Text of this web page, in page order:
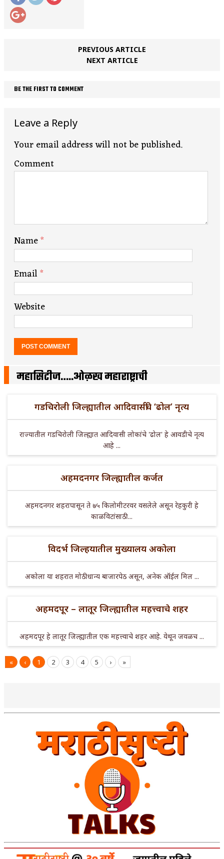
PREVIOUS ARTICLE
NEXT ARTICLE
BE THE FIRST TO COMMENT
Leave a Reply
Your email address will not be published.
Comment
Name*
Email*
Website
महासिटीज…..ओळख महाराष्ट्राची
गडचिरोली जिल्ह्यातील आदिवासींचे ‘ढोल’ नृत्य
राज्यातील गडचिरोली जिल्ह्यात आदिवासी लोकांचे 'ढोल' हे आवडीचे नृत्य
आहे ...
अहमदनगर जिल्ह्यातील कर्जत
अहमदनगर शहरापासून ते ७५ किलोमीटरवर वसलेले असून रेहकुरी हे
काळविटांसाठी ...
विदर्भ जिल्हयातील मुख्यालय अकोला
अकोला या शहरात मोठी धान्य बाजारपेठ असून, अनेक ऑईल मिल ...
अहमदपूर – लातूर जिल्ह्यातील महत्त्वाचे शहर
अहमदपूर हे लातूर जिल्ह्यातील एक महत्त्वाचे शहर आहे. येथून जवळच ...
« ‹ 1 2 3 4 5 › »